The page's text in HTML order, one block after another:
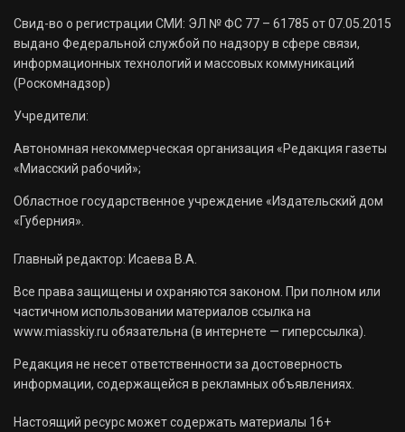
Свид-во о регистрации СМИ: ЭЛ № ФС 77 – 61785 от 07.05.2015
выдано Федеральной службой по надзору в сфере связи,
информационных технологий и массовых коммуникаций
(Роскомнадзор)
Учредители:
Автономная некоммерческая организация «Редакция газеты
«Миасский рабочий»;
Областное государственное учреждение «Издательский дом
«Губерния».
Главный редактор: Исаева В.А.
Все права защищены и охраняются законом. При полном или
частичном использовании материалов ссылка на
www.miasskiy.ru обязательна (в интернете — гиперссылка).
Редакция не несет ответственности за достоверность
информации, содержащейся в рекламных объявлениях.
Настоящий ресурс может содержать материалы 16+